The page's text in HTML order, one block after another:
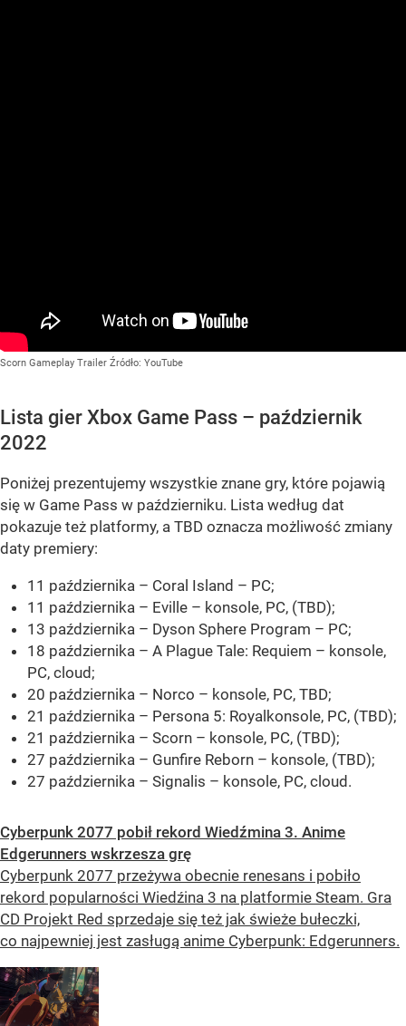
Scorn Gameplay Trailer Źródło: YouTube
Lista gier Xbox Game Pass – październik
2022
Poniżej prezentujemy wszystkie znane gry, które pojawią
się w Game Pass w październiku. Lista według dat
pokazuje też platformy, a TBD oznacza możliwość zmiany
daty premiery:
11 października – Coral Island – PC;
11 października – Eville – konsole, PC, (TBD);
13 października – Dyson Sphere Program – PC;
18 października – A Plague Tale: Requiem – konsole,
PC, cloud;
20 października – Norco – konsole, PC, TBD;
21 października – Persona 5: Royalkonsole, PC, (TBD);
21 października – Scorn – konsole, PC, (TBD);
27 października – Gunfire Reborn – konsole, (TBD);
27 października – Signalis – konsole, PC, cloud.
Cyberpunk 2077 pobił rekord Wiedźmina 3. Anime
Edgerunners wskrzesza grę
Cyberpunk 2077 przeżywa obecnie renesans i pobiło
rekord popularności Wiedźina 3 na platformie Steam. Gra
CD Projekt Red sprzedaje się też jak świeże bułeczki,
co najpewniej jest zasługą anime Cyberpunk: Edgerunners.